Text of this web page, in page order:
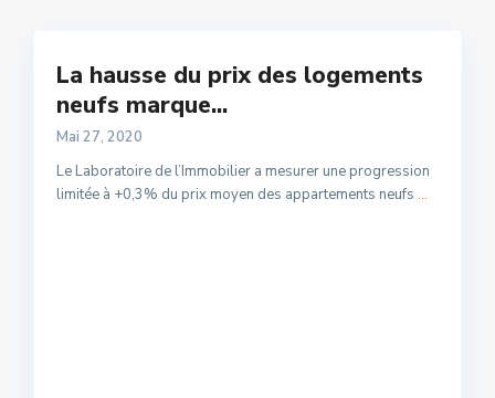
La hausse du prix des logements
neufs marque...
Mai 27, 2020
Le Laboratoire de l’Immobilier a mesurer une progression
limitée à +0,3% du prix moyen des appartements neufs ...